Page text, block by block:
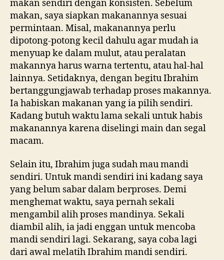
makan sendiri dengan konsisten. Sebelum
makan, saya siapkan makanannya sesuai
permintaan. Misal, makanannya perlu
dipotong-potong kecil dahulu agar mudah ia
menyuap ke dalam mulut, atau peralatan
makannya harus warna tertentu, atau hal-hal
lainnya. Setidaknya, dengan begitu Ibrahim
bertanggungjawab terhadap proses makannya.
Ia habiskan makanan yang ia pilih sendiri.
Kadang butuh waktu lama sekali untuk habis
makanannya karena diselingi main dan segal
macam.
Selain itu, Ibrahim juga sudah mau mandi
sendiri. Untuk mandi sendiri ini kadang saya
yang belum sabar dalam berproses. Demi
menghemat waktu, saya pernah sekali
mengambil alih proses mandinya. Sekali
diambil alih, ia jadi enggan untuk mencoba
mandi sendiri lagi. Sekarang, saya coba lagi
dari awal melatih Ibrahim mandi sendiri.